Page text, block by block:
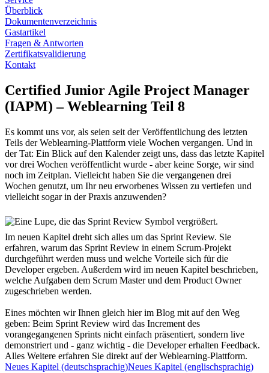
Überblick
Dokumentenverzeichnis
Gastartikel
Fragen & Antworten
Zertifikatsvalidierung
Kontakt
Certified Junior Agile Project Manager
(IAPM) – Weblearning Teil 8
Es kommt uns vor, als seien seit der Veröffentlichung des letzten
Teils der Weblearning-Plattform viele Wochen vergangen. Und in
der Tat: Ein Blick auf den Kalender zeigt uns, dass das letzte Kapitel
vor drei Wochen veröffentlicht wurde - aber keine Sorge, wir sind
noch im Zeitplan. Vielleicht haben Sie die vergangenen drei
Wochen genutzt, um Ihr neu erworbenes Wissen zu vertiefen und
vielleicht sogar in der Praxis anzuwenden?
Im neuen Kapitel dreht sich alles um das Sprint Review. Sie
erfahren, warum das Sprint Review in einem Scrum-Projekt
durchgeführt werden muss und welche Vorteile sich für die
Developer ergeben. Außerdem wird im neuen Kapitel beschrieben,
welche Aufgaben dem Scrum Master und dem Product Owner
zugeschrieben werden.
Eines möchten wir Ihnen gleich hier im Blog mit auf den Weg
geben: Beim Sprint Review wird das Increment des
vorangegangenen Sprints nicht einfach präsentiert, sondern live
demonstriert und - ganz wichtig - die Developer erhalten Feedback.
Alles Weitere erfahren Sie direkt auf der Weblearning-Plattform.
Neues Kapitel (deutschsprachig)Neues Kapitel (englischsprachig)